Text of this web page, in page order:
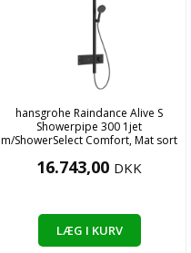
hansgrohe Raindance Alive S
Showerpipe 300 1jet
m/ShowerSelect Comfort, Mat sort
16.743,00 DKK
LÆG I KURV